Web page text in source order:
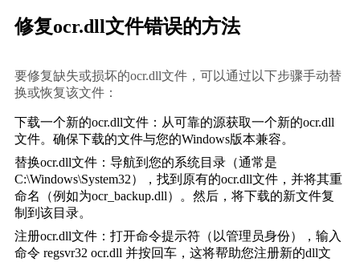
修复ocr.dll文件错误的方法
要修复缺失或损坏的ocr.dll文件，可以通过以下步骤手动替
换或恢复该文件：
下载一个新的ocr.dll文件：从可靠的源获取一个新的ocr.dll
文件。确保下载的文件与您的Windows版本兼容。
替换ocr.dll文件：导航到您的系统目录（通常是
C:\Windows\System32），找到原有的ocr.dll文件，并将其重
命名（例如为ocr_backup.dll）。然后，将下载的新文件复
制到该目录。
注册ocr.dll文件：打开命令提示符（以管理员身份），输入
命令 regsvr32 ocr.dll 并按回车，这将帮助您注册新的dll文